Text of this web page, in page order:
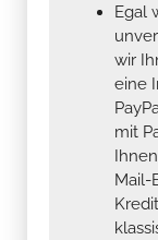
Egal
wir
eine
mit
Mail-